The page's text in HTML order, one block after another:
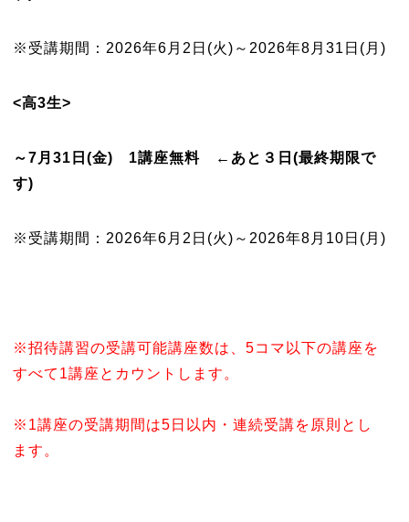
※受講期間：2026年6月2日(火)～2026年8月31日(月)
<高3生>
～7月31日(金) 1講座無料 ←あと３日(最終期限で
す)
※受講期間：2026年6月2日(火)～2026年8月10日(月)
※招待講習の受講可能講座数は、5コマ以下の講座を
すべて1講座とカウントします。
※1講座の受講期間は5日以内・連続受講を原則とし
ます。